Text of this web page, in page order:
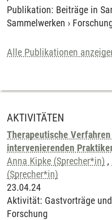
Publikation: Beiträge in
Sammelwerken ›
Alle Publikationen
AKTIVITÄTEN
Therapeutische
intervenierenden
Anna Kipke (Sprecher*in) ,
(Sprecher*in)
23.04.24
Aktivität: Gastvorträge
Forschung